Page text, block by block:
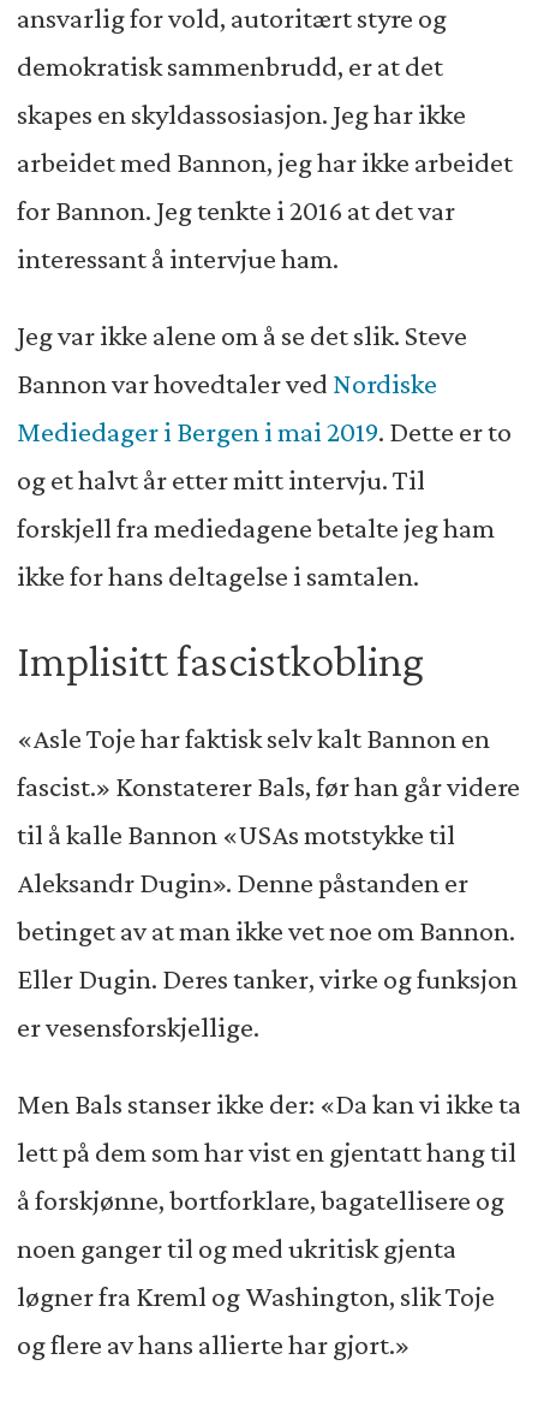
ansvarlig for vold, autoritært styre og
demokratisk sammenbrudd, er at det
skapes en skyldassosiasjon. Jeg har ikke
arbeidet med Bannon, jeg har ikke arbeidet
for Bannon. Jeg tenkte i 2016 at det var
interessant å intervjue ham.
Jeg var ikke alene om å se det slik. Steve
Bannon var hovedtaler ved Nordiske
Mediedager i Bergen i mai 2019. Dette er to
og et halvt år etter mitt intervju. Til
forskjell fra mediedagene betalte jeg ham
ikke for hans deltagelse i samtalen.
Implisitt fascistkobling
«Asle Toje har faktisk selv kalt Bannon en
fascist.» Konstaterer Bals, før han går videre
til å kalle Bannon «USAs motstykke til
Aleksandr Dugin». Denne påstanden er
betinget av at man ikke vet noe om Bannon.
Eller Dugin. Deres tanker, virke og funksjon
er vesensforskjellige.
Men Bals stanser ikke der: «Da kan vi ikke ta
lett på dem som har vist en gjentatt hang til
å forskjønne, bortforklare, bagatellisere og
noen ganger til og med ukritisk gjenta
løgner fra Kreml og Washington, slik Toje
og flere av hans allierte har gjort.»